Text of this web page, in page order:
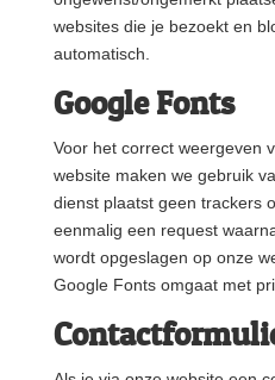
websites die je bezoekt en
automatisch.
Google Fonts
Voor het correct weergeven
website maken we gebruik
dienst plaatst geen trackers
eenmalig een request
wordt opgeslagen op onze
Google Fonts omgaat met